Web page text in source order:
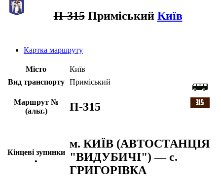
П-315Приміський Київ
Картка маршруту
Місто
Київ
Вид транспорту
Приміський
Маршрут №
(альт.)
П-315
Кінцеві зупинки
•
м. КИЇВ (АВТОСТАНЦІЯ
"ВИДУБИЧІ") — с.
ГРИГОРІВКА